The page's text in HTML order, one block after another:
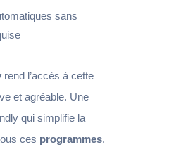
sans
rend l’accès à cette
et agréable. Une
qui simplifie la
ces programmes.